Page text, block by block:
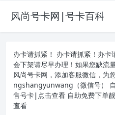
风尚号卡网|号卡百科
办卡请抓紧！ 办卡请抓紧！办
会下架请尽早办理！如果您缺流
风尚号卡网，添加客服微信，为
ngshangyunwang（微信号）
售号卡|点击查看 自助免费下单
查看